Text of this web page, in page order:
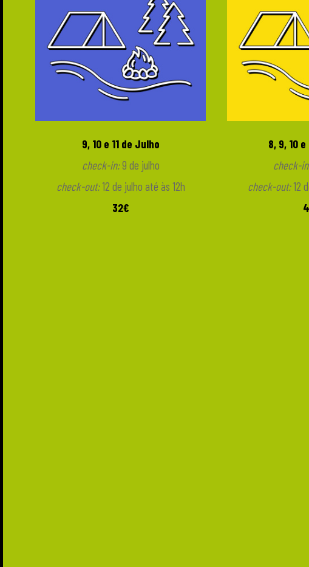
9, 10 e 11 de Julho
check-in:9 de julho
check-out:12 de julho até às 12h
32€
8, 9, 10
check-
check-out:12